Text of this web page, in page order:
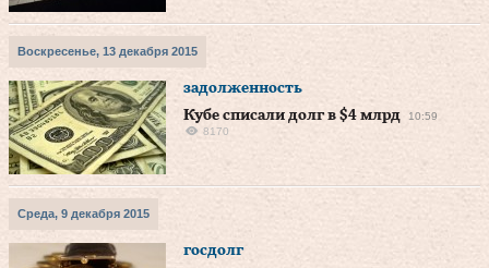
Воскресенье, 13 декабря 2015
задолженность
Кубе списали долг в $4 млрд
10:59
8170
Среда, 9 декабря 2015
госдолг